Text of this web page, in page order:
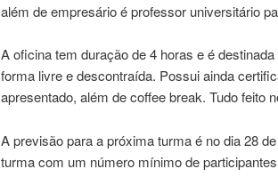
além de empresário é professor universitário
A oficina tem duração de 4 horas e é
forma livre e descontraída. Possui ainda
apresentado, além de coffee break. Tudo feito
A previsão para a próxima turma é no dia 28
turma com um número mínimo de